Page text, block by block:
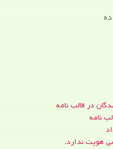
در قالب نامه
نامه
هویت ندارد.